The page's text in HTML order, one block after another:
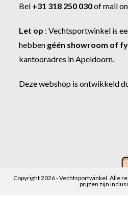
Bel +31 318 250 030ofmail
Let op :Vechtsportwinkel is
hebben géén showroom of
kantooradres in Apeldoorn.
Deze webshop is ontwikkeld
Copyright 2026 - Vechtsportwinkel. Alle
prijzen zijn